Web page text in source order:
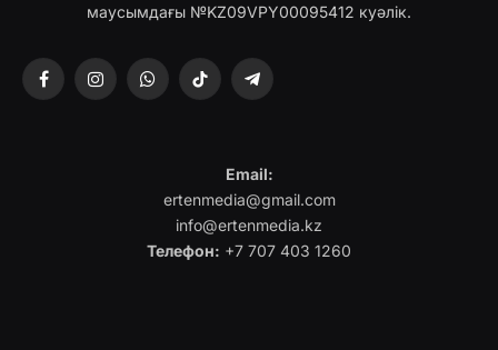
маусымдағы №KZ09VPY00095412 куәлік.
FacebookInstagramWhatsAppTikTok Telegram
Email:
ertenmedia@gmail.com
info@ertenmedia.kz
Телефон: +7 707 403 1260